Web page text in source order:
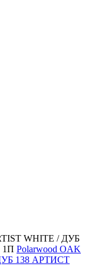
WHITE / ДУБ
Polarwood OAK
138 АРТИСТ